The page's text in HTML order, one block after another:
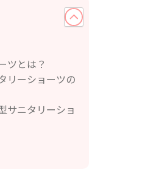
ツとは？
リーショーツの
サニタリーショ